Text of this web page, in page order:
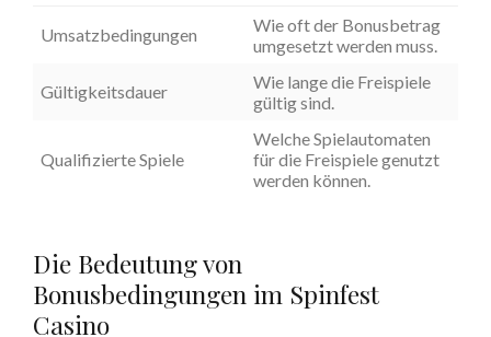
Umsatzbedingungen
Wie oft der Bonusbetrag
umgesetzt werden muss.
Gültigkeitsdauer
Wie lange die Freispiele
gültig sind.
Qualifizierte Spiele
Welche Spielautomaten
für die Freispiele genutzt
werden können.
Die Bedeutung von
Bonusbedingungen im Spinfest
Casino